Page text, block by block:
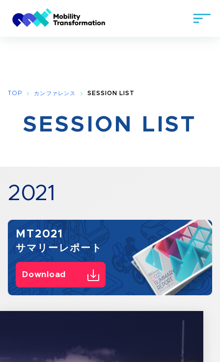
TOP カンファレンス SESSION LIST
SESSION LIST
2021
MT2021
サマリーレポート
Download